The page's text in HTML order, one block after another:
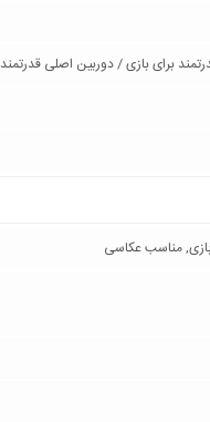
برای بازی / دوربین اصلی قدرتمند
مناسب عکاسی